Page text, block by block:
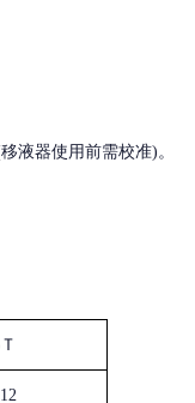
液器使用前需校准)。